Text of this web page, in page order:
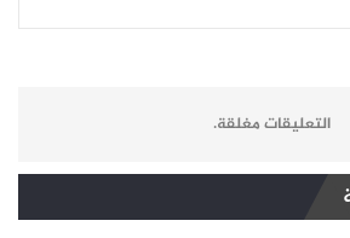
التعليقات مغلقة.